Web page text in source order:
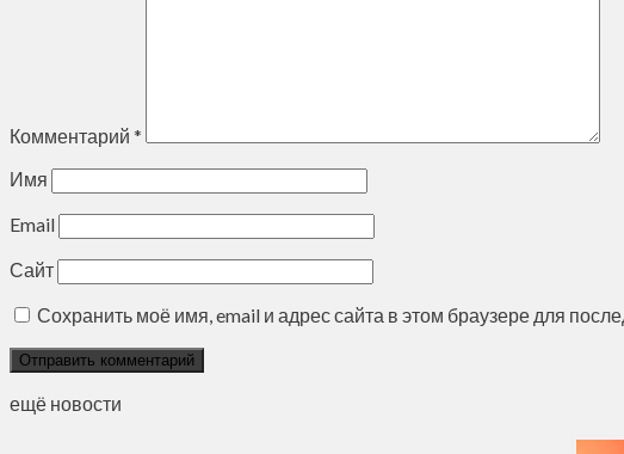
Комментарий *
Имя
Email
Сайт
Сохранить моё имя, email и адрес сайта в этом браузере для
ещё новости